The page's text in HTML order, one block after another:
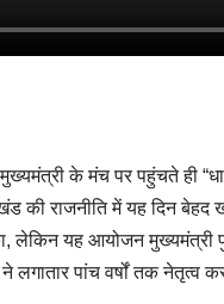
के मंच पर पहुंचते ही
की राजनीति में यह दिन
यह आयोजन मुख्यमंत्री
लगातार पांच वर्षों तक नेतृत्व